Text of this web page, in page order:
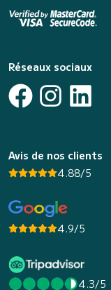
Réseaux sociaux
Avis de nos clients
4.88/5
4.9/5
4.3/5